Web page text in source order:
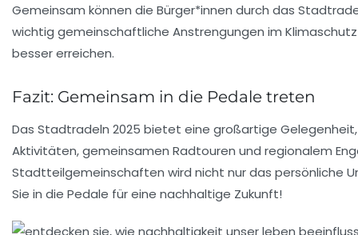
Gemeinsam können die Bürger*innen durch das
wichtig gemeinschaftliche Anstrengungen im
besser erreichen.
Fazit: Gemeinsam in die Pedale treten
Das Stadtradeln 2025 bietet eine großartige
Aktivitäten, gemeinsamen Radtouren und regionalem
Stadtteilgemeinschaften wird nicht nur das persönliche
Sie in die Pedale für eine nachhaltige Zukunft!